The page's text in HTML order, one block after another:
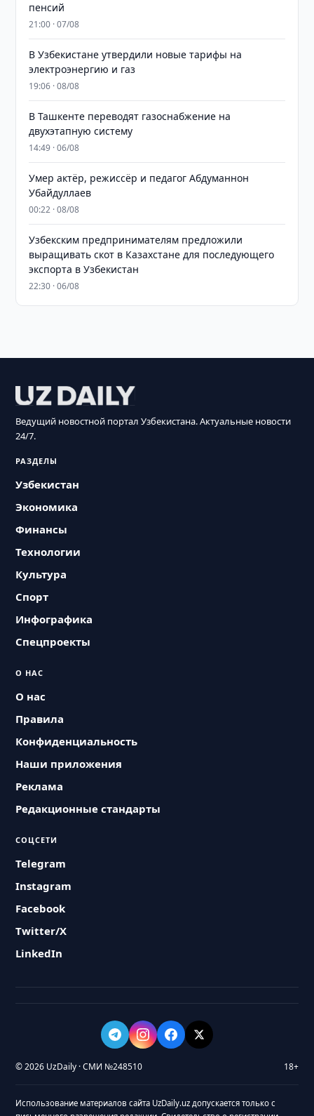
пенсий
21:00 · 07/08
В Узбекистане утвердили новые тарифы на
электроэнергию и газ
19:06 · 08/08
В Ташкенте переводят газоснабжение на
двухэтапную систему
14:49 · 06/08
Умер актёр, режиссёр и педагог Абдуманнон
Убайдуллаев
00:22 · 08/08
Узбекским предпринимателям предложили
выращивать скот в Казахстане для последующего
экспорта в Узбекистан
22:30 · 06/08
Ведущий новостной портал Узбекистана. Актуальные новости
24/7.
РАЗДЕЛЫ
Узбекистан
Экономика
Финансы
Технологии
Культура
Спорт
Инфографика
Спецпроекты
О НАС
О нас
Правила
Конфиденциальность
Наши приложения
Реклама
Редакционные стандарты
СОЦСЕТИ
Telegram
Instagram
Facebook
Twitter/X
LinkedIn
© 2026 UzDaily · СМИ №248510 18+
Использование материалов сайта UzDaily.uz допускается только с